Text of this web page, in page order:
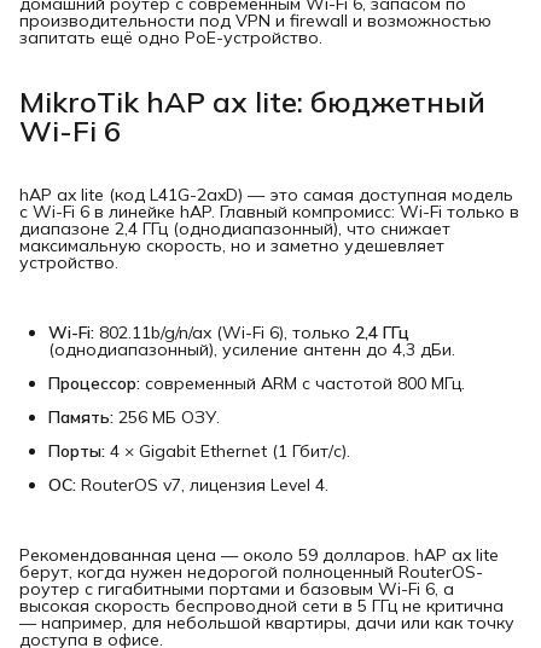
производительности под VPN и firewall и возможностью
запитать ещё одно PoE-устройство.
MikroTik hAP ax lite: бюджетный
Wi-Fi 6
hAP ax lite (код L41G-2axD) — это самая доступная модель
с Wi-Fi 6 в линейке hAP. Главный компромисс: Wi-Fi только в
диапазоне 2,4 ГГц (однодиапазонный), что снижает
максимальную скорость, но и заметно удешевляет
устройство.
Wi-Fi: 802.11b/g/n/ax (Wi-Fi 6), только 2,4 ГГц
(однодиапазонный), усиление антенн до 4,3 дБи.
Процессор: современный ARM с частотой 800 МГц.
Память: 256 МБ ОЗУ.
Порты: 4 × Gigabit Ethernet (1 Гбит/с).
ОС: RouterOS v7, лицензия Level 4.
Рекомендованная цена — около 59 долларов. hAP ax lite
берут, когда нужен недорогой полноценный RouterOS-
роутер с гигабитными портами и базовым Wi-Fi 6, а
высокая скорость беспроводной сети в 5 ГГц не критична
— например, для небольшой квартиры, дачи или как точку
доступа в офисе.